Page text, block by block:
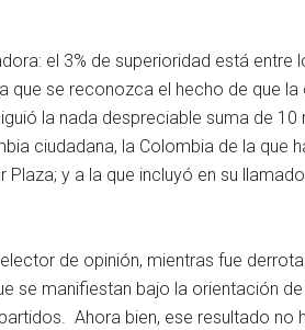
el 3% de superioridad está entre
se reconozca el hecho de que la
la nada despreciable suma de 10
ciudadana, la Colombia de la que
y a la que incluyó en su
de opinión, mientras fue
se manifiestan bajo la orientación de
Ahora bien, ese resultado no